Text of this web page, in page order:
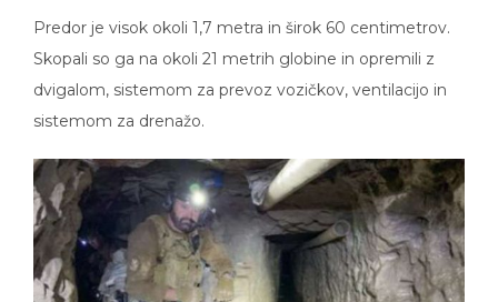
Predor je visok okoli 1,7 metra in širok 60 centimetrov.
Skopali so ga na okoli 21 metrih globine in opremili z
dvigalom, sistemom za prevoz vozičkov, ventilacijo in
sistemom za drenažo.